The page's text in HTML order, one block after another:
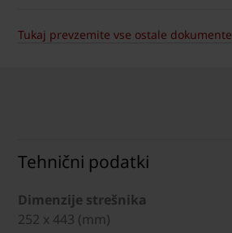
Tukaj prevzemite vse ostale dokumente
Tehnični podatki
Dimenzije strešnika
252 x 443 (mm)